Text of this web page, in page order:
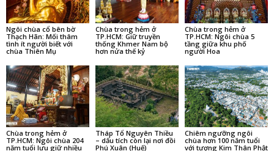
Ngôi chùa cổ bên bờ
Thạch Hãn: Mối thâm
tình ít người biết với
chùa Thiên Mụ
Chùa trong hẻm ở
TP.HCM: Giữ truyền
thống Khmer Nam bộ
hơn nửa thế kỷ
Chùa trong hẻm ở
TP.HCM: Ngôi chùa 5
tầng giữa khu phố
người Hoa
Chùa trong hẻm ở
TP.HCM: Ngôi chùa 204
năm tuổi lưu giữ nhiều
Tháp Tổ Nguyên Thiều
– dấu tích còn lại nơi đồi
Phú Xuân (Huế)
Chiêm ngưỡng ngôi
chùa hơn 100 năm tuổi
với tượng Kim Thân Phật